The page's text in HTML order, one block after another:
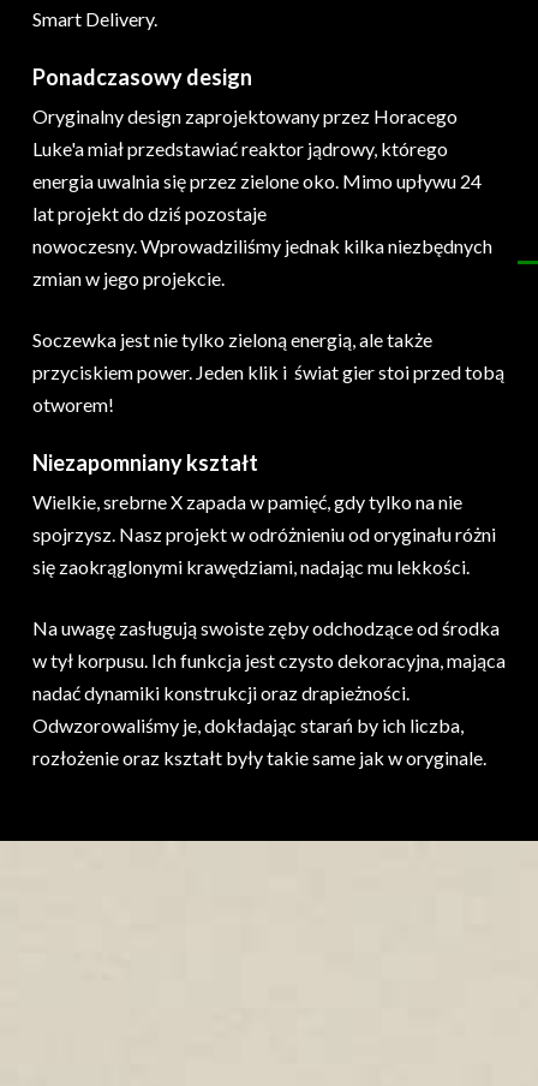
Smart Delivery.
Ponadczasowy design
Oryginalny design zaprojektowany przez Horacego
Luke'a miał przedstawiać reaktor jądrowy, którego
energia uwalnia się przez zielone oko. Mimo upływu 24
lat projekt do dziś pozostaje
nowoczesny. Wprowadziliśmy jednak kilka niezbędnych
zmian w jego projekcie.
Soczewka jest nie tylko zieloną energią, ale także
przyciskiem power. Jeden klik i świat gier stoi przed tobą
otworem!
Niezapomniany kształt
Wielkie, srebrne X zapada w pamięć, gdy tylko na nie
spojrzysz. Nasz projekt w odróżnieniu od oryginału różni
się zaokrąglonymi krawędziami, nadając mu lekkości.
Na uwagę zasługują swoiste zęby odchodzące od środka
w tył korpusu. Ich funkcja jest czysto dekoracyjna, mająca
nadać dynamiki konstrukcji oraz drapieżności.
Odwzorowaliśmy je, dokładając starań by ich liczba,
rozłożenie oraz kształt były takie same jak w oryginale.